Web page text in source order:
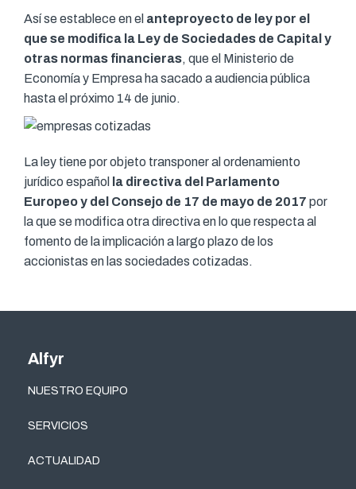
Así se establece en el anteproyecto de ley por el
que se modifica la Ley de Sociedades de Capital y
otras normas financieras, que el Ministerio de
Economía y Empresa ha sacado a audiencia pública
hasta el próximo 14 de junio.
La ley tiene por objeto transponer al ordenamiento
jurídico español
la directiva del Parlamento
Europeo y del Consejo de 17 de mayo de 2017 por
la que se modifica otra directiva en lo que respecta al
fomento de la implicación a largo plazo de los
accionistas en las sociedades cotizadas.
Alfyr
NUESTRO EQUIPO
SERVICIOS
ACTUALIDAD